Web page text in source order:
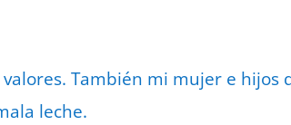
También mi mujer e hijos
leche.